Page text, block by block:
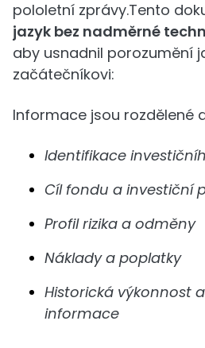
pololetní zprávy.Tento
jazyk bez nadměrné
aby usnadnil porozumění
začátečníkovi:
Informace jsou rozdělené
Identifikace
Cíl fondu a investiční
Profil rizika a odměny
Náklady a poplatky
Historická výkonnost
informace